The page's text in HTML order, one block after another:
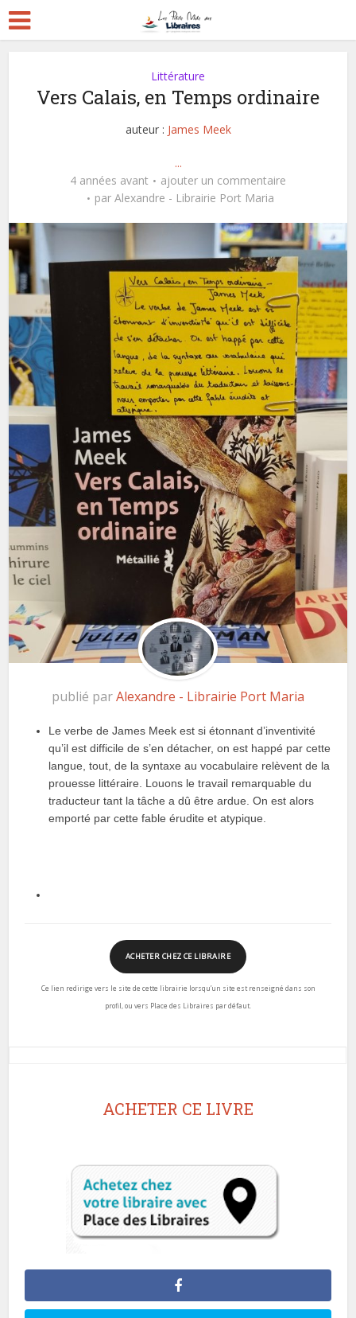
Littérature
Vers Calais, en Temps ordinaire
auteur : James Meek
...
4 années avant
ajouter un commentaire
par Alexandre - Librairie Port Maria
publié parAlexandre - Librairie Port Maria
Le verbe de James Meek est si étonnant d’inventivité
qu’il est difficile de s’en détacher, on est happé par cette
langue, tout, de la syntaxe au vocabulaire relèvent de la
prouesse littéraire. Louons le travail remarquable du
traducteur tant la tâche a dû être ardue. On est alors
emporté par cette fable érudite et atypique.
ACHETER CHEZ CE LIBRAIRE
Ce lien redirige vers le site de cette librairie lorsqu’un site est renseigné dans son
profil, ou vers Place des Libraires par défaut.
ACHETER CE LIVRE